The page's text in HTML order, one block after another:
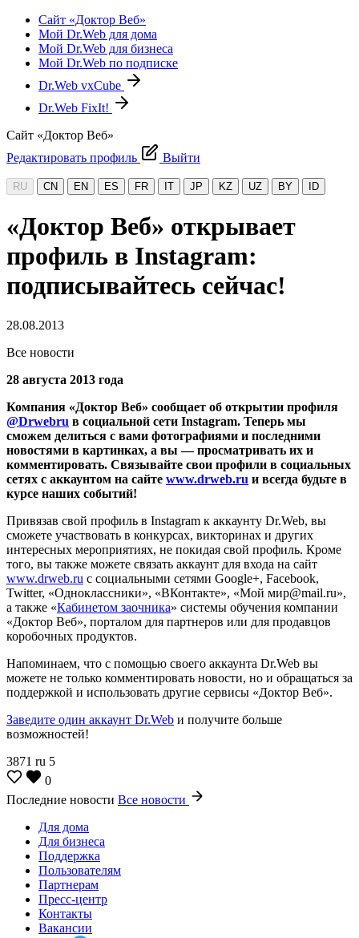
Сайт «Доктор Веб»
Мой Dr.Web для дома
Мой Dr.Web для бизнеса
Мой Dr.Web по подписке
Dr.Web vxCube
Dr.Web FixIt!
Сайт «Доктор Веб»
Редактировать профиль
Выйти
RU CN EN ES FR IT JP KZ UZ BY ID
«Доктор Веб» открывает
профиль в Instagram:
подписывайтесь сейчас!
28.08.2013
Все новости
28 августа 2013 года
Компания «Доктор Веб» сообщает об открытии профиля
@Drwebru в социальной сети Instagram. Теперь мы
сможем делиться с вами фотографиями и последними
новостями в картинках, а вы — просматривать их и
комментировать. Связывайте свои профили в социальных
сетях с аккаунтом на сайте www.drweb.ru и всегда будьте в
курсе наших событий!
Привязав свой профиль в Instagram к аккаунту Dr.Web, вы
сможете участвовать в конкурсах, викторинах и других
интересных мероприятиях, не покидая свой профиль. Кроме
того, вы также можете связать аккаунт для входа на сайт
www.drweb.ru с социальными сетями Google+, Facebook,
Twitter, «Одноклассники», «ВКонтакте», «Мой мир@mail.ru»,
а также «Кабинетом заочника» системы обучения компании
«Доктор Веб», порталом для партнеров или для продавцов
коробочных продуктов.
Напоминаем, что с помощью своего аккаунта Dr.Web вы
можете не только комментировать новости, но и обращаться за
поддержкой и использовать другие сервисы «Доктор Веб».
Заведите один аккаунт Dr.Web и получите больше
возможностей!
3871 ru 5
0
Последние новости Все новости
Для дома
Для бизнеса
Поддержка
Пользователям
Партнерам
Пресс-центр
Контакты
Вакансии